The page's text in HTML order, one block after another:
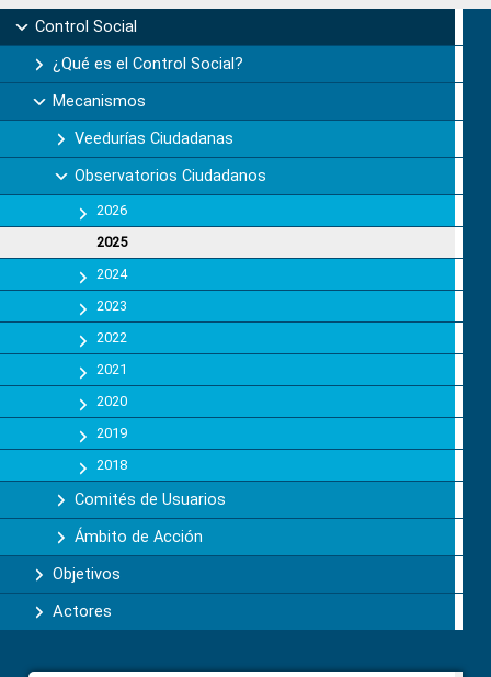
Primary
Sidebar
Control Social
¿Qué es el Control Social?
Mecanismos
Veedurías Ciudadanas
Observatorios Ciudadanos
2026
2025
2024
2023
2022
2021
2020
2019
2018
Comités de Usuarios
Ámbito de Acción
Objetivos
Actores